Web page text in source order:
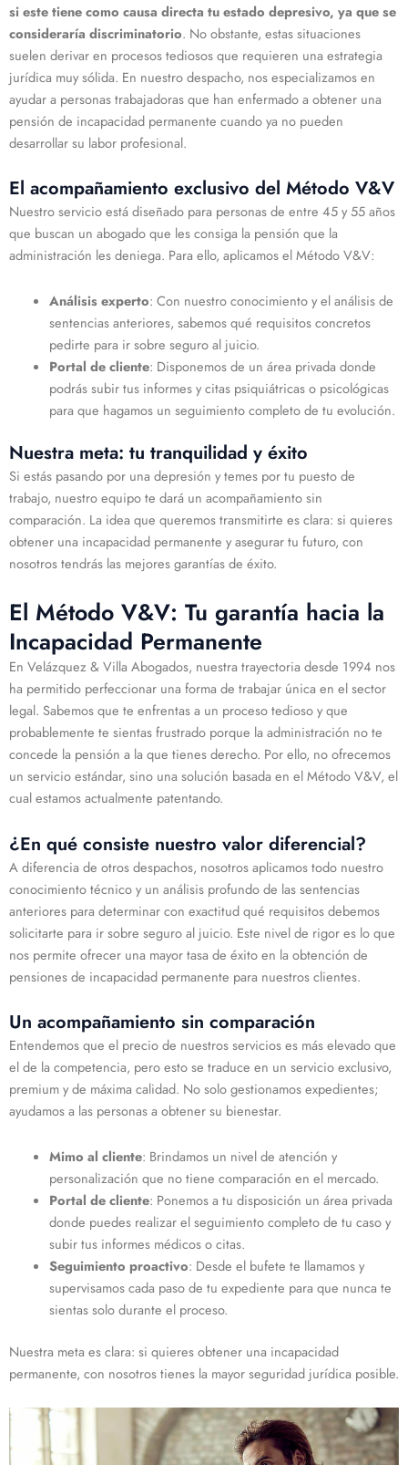
si este tiene como causa directa tu estado depresivo, ya que se
consideraría discriminatorio. No obstante, estas situaciones
suelen derivar en procesos tediosos que requieren una estrategia
jurídica muy sólida. En nuestro despacho, nos especializamos en
ayudar a personas trabajadoras que han enfermado a obtener una
pensión de incapacidad permanente cuando ya no pueden
desarrollar su labor profesional.
El acompañamiento exclusivo del Método V&V
Nuestro servicio está diseñado para personas de entre 45 y 55 años
que buscan un abogado que les consiga la pensión que la
administración les deniega. Para ello, aplicamos el Método V&V:
Análisis experto: Con nuestro conocimiento y el análisis de
sentencias anteriores, sabemos qué requisitos concretos
pedirte para ir sobre seguro al juicio.
Portal de cliente: Disponemos de un área privada donde
podrás subir tus informes y citas psiquiátricas o psicológicas
para que hagamos un seguimiento completo de tu evolución.
Nuestra meta: tu tranquilidad y éxito
Si estás pasando por una depresión y temes por tu puesto de
trabajo, nuestro equipo te dará un acompañamiento sin
comparación. La idea que queremos transmitirte es clara: si quieres
obtener una incapacidad permanente y asegurar tu futuro, con
nosotros tendrás las mejores garantías de éxito.
El Método V&V: Tu garantía hacia la
Incapacidad Permanente
En Velázquez & Villa Abogados, nuestra trayectoria desde 1994 nos
ha permitido perfeccionar una forma de trabajar única en el sector
legal. Sabemos que te enfrentas a un proceso tedioso y que
probablemente te sientas frustrado porque la administración no te
concede la pensión a la que tienes derecho. Por ello, no ofrecemos
un servicio estándar, sino una solución basada en el Método V&V, el
cual estamos actualmente patentando.
¿En qué consiste nuestro valor diferencial?
A diferencia de otros despachos, nosotros aplicamos todo nuestro
conocimiento técnico y un análisis profundo de las sentencias
anteriores para determinar con exactitud qué requisitos debemos
solicitarte para ir sobre seguro al juicio. Este nivel de rigor es lo que
nos permite ofrecer una mayor tasa de éxito en la obtención de
pensiones de incapacidad permanente para nuestros clientes.
Un acompañamiento sin comparación
Entendemos que el precio de nuestros servicios es más elevado que
el de la competencia, pero esto se traduce en un servicio exclusivo,
premium y de máxima calidad. No solo gestionamos expedientes;
ayudamos a las personas a obtener su bienestar.
Mimo al cliente: Brindamos un nivel de atención y
personalización que no tiene comparación en el mercado.
Portal de cliente: Ponemos a tu disposición un área privada
donde puedes realizar el seguimiento completo de tu caso y
subir tus informes médicos o citas.
Seguimiento proactivo: Desde el bufete te llamamos y
supervisamos cada paso de tu expediente para que nunca te
sientas solo durante el proceso.
Nuestra meta es clara: si quieres obtener una incapacidad
permanente, con nosotros tienes la mayor seguridad jurídica posible.